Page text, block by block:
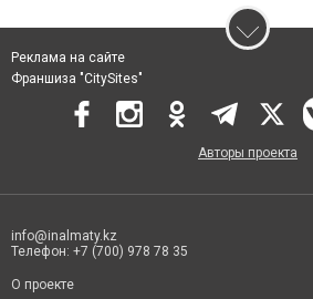
Реклама на сайте
Франшиза "CitySites"
Авторы проекта
info@inalmaty.kz
Телефон: +7 (700) 978 78 35
О проекте